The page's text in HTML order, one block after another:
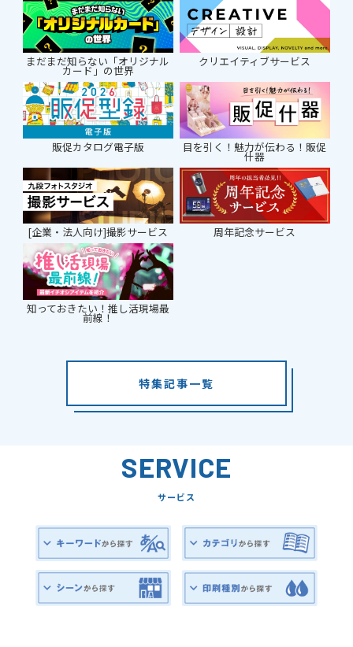
まだまだ知らない「オリジナル
カード」の世界
クリエイティブサービス
販促カタログ電子版 目を引く！魅力が伝わる！販促
什器
[企業・法人向け]撮影サービス 周年記念サービス
知っておきたい！推し活現場最
前線！
特集記事一覧
SERVICE
サービス